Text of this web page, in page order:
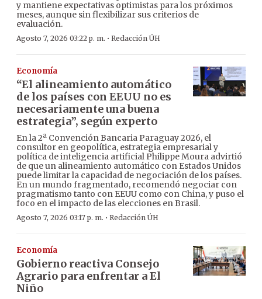
y mantiene expectativas optimistas para los próximos
meses, aunque sin flexibilizar sus criterios de
evaluación.
Agosto 7, 2026 03:22 p. m. · Redacción ÚH
Economía
“El alineamiento automático
de los países con EEUU no es
necesariamente una buena
estrategia”, según experto
En la 2ª Convención Bancaria Paraguay 2026, el
consultor en geopolítica, estrategia empresarial y
política de inteligencia artificial Philippe Moura advirtió
de que un alineamiento automático con Estados Unidos
puede limitar la capacidad de negociación de los países.
En un mundo fragmentado, recomendó negociar con
pragmatismo tanto con EEUU como con China, y puso el
foco en el impacto de las elecciones en Brasil.
Agosto 7, 2026 03:17 p. m. · Redacción ÚH
Economía
Gobierno reactiva Consejo
Agrario para enfrentar a El
Niño